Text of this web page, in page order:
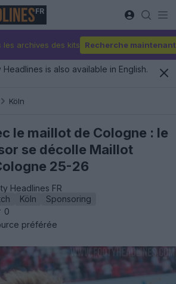
FR
archives des kits Recherche maintenant
is also available in English.
Köln
le maillot de Cologne : le
se décolle Maillot
25-26
Headlines FR
Köln
Sponsoring
0
préférée